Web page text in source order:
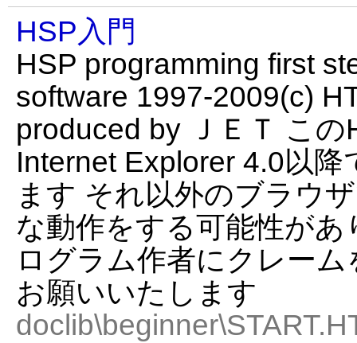
HSP入門
HSP programming first
software 1997-2009(c)
produced by ＪＥＴ こ
Internet Explorer 4.0以
ます それ以外のブラウ
な動作をする可能性が
ログラム作者にクレー
お願いいたします